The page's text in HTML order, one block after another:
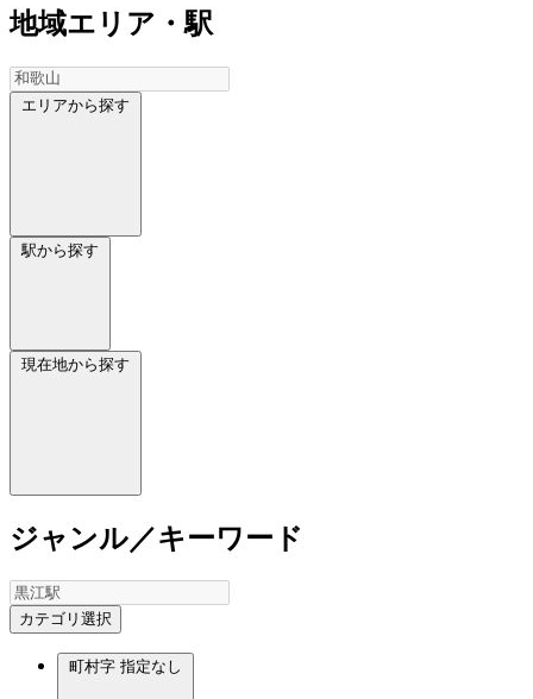
地域エリア・駅
エリアから探す
駅から探す
現在地から探す
ジャンル／キーワード
カテゴリ選択
町村字 指定なし